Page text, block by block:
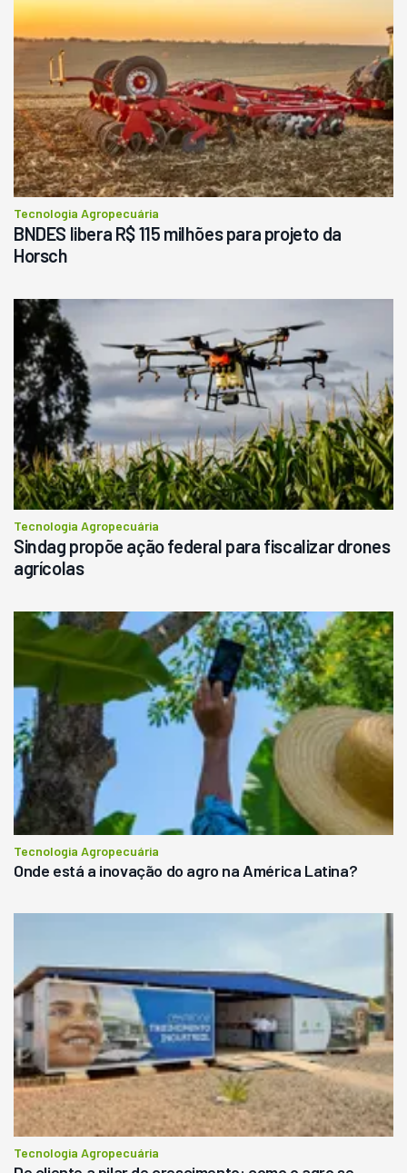
Tecnologia Agropecuária
BNDES libera R$ 115 milhões para projeto da
Horsch
Tecnologia Agropecuária
Sindag propõe ação federal para fiscalizar drones
agrícolas
Tecnologia Agropecuária
Onde está a inovação do agro na América Latina?
Tecnologia Agropecuária